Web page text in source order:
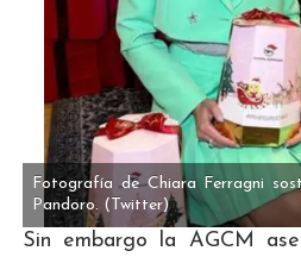
Fotografía de Chiara Ferragni
Pandoro. (Twitter)
Sin embargo la AGCM